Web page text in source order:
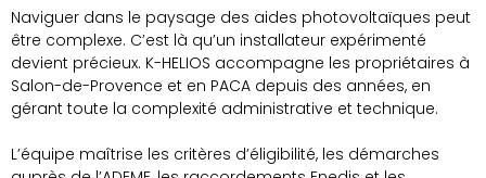
Naviguer dans le paysage des aides photovoltaïques peut
être complexe. C’est là qu’un installateur expérimenté
devient précieux. K-HELIOS accompagne les propriétaires à
Salon-de-Provence et en PACA depuis des années, en
gérant toute la complexité administrative et technique.
L’équipe maîtrise les critères d’éligibilité, les démarches